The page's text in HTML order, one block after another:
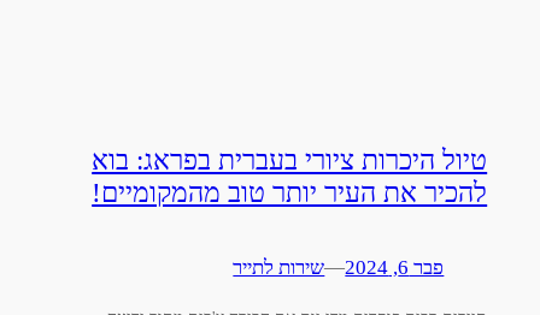
טיול היכרות ציורי בעברית בפראג: בוא
להכיר את העיר יותר טוב מהמקומיים!
פבר 6, 2024 —שירות לתייר